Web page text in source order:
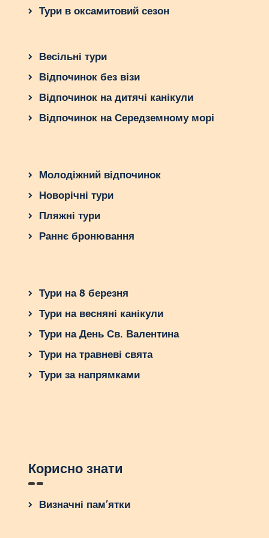
Ланки, випробуйте смаки та аромати цього
Але не забудьте про один важливий аспект –
Матара – це лише початок вашої подорожі по
Шрі-Ланці. Ця країна повна пригод і вражень,
які чекають на своє відкриття. Тож, чи готові ви
розпочати свою подорож до Матари?
Тури в оксамитовий сезон
Весільні тури
Відпочинок без візи
Відпочинок на дитячі канікули
Відпочинок на Середземному морі
Молодіжний відпочинок
Новорічні тури
Пляжні тури
Раннє бронювання
Тури на 8 березня
Тури на весняні канікули
Тури на День Св. Валентина
Тури на травневі свята
Тури за напрямками
Корисно знати
Визначні пам’ятки